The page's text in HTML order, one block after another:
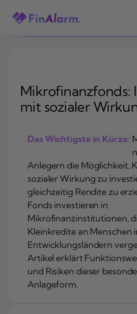
Inhalt
Mikrofinanzfonds:
mit sozialer
Das Wichtigste in Kürze:
Anlegern die Möglichkeit,
sozialer Wirkung zu
gleichzeitig Rendite zu
Fonds investieren in
Mikrofinanzinstitutionen,
Kleinkredite an Menschen
Entwicklungsländern
Artikel erklärt
und Risiken dieser
Anlageform.